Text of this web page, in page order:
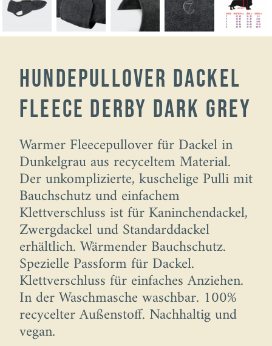
Hundepullover Dackel
Fleece Derby Dark grey
Warmer Fleecepullover für Dackel in
Dunkelgrau aus recyceltem Material.
Der unkomplizierte, kuschelige Pulli mit
Bauchschutz und einfachem
Klettverschluss ist für Kaninchendackel,
Zwergdackel und Standarddackel
erhältlich. Wärmender Bauchschutz.
Spezielle Passform für Dackel.
Klettverschluss für einfaches Anziehen.
In der Waschmasche waschbar. 100%
recycelter Außenstoff. Nachhaltig und
vegan.